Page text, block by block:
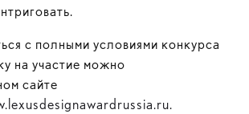
с полными условиями конкурса
на участие можно
сайте